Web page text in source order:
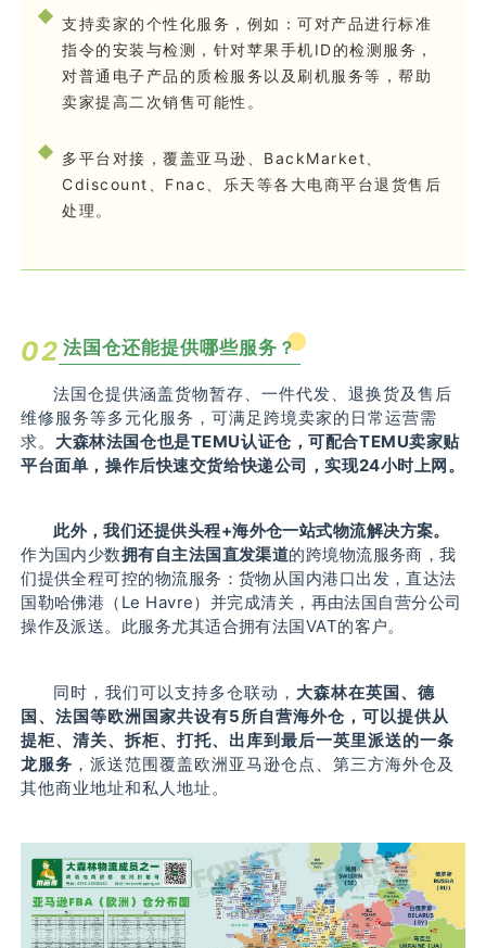
支持卖家的个性化服务，例如：可对产品进行标准
指令的安装与检测，针对苹果手机ID的检测服务，
对普通电子产品的质检服务以及刷机服务等，帮助
卖家提高二次销售可能性。
多平台对接，覆盖亚马逊、BackMarket、
Cdiscount、Fnac、乐天等各大电商平台退货售后
处理。
02 法国仓还能提供哪些服务 ？
法国仓提供涵盖货物暂存、一件代发、退换货及售后
维修服务等多元化服务，可满足跨境卖家的日常运营需
求。 大森林法国仓也是TEMU认证仓，可配合TEMU卖家贴
平台面单，操作后快速交货给快递公司，实现24小时上网。
此外，我们还提供头程+海外仓一站式物流解决方案。
作为国内少数拥有自主法国直发渠道的跨境物流服务商，我
们提供全程可控的物流服务： 货物从国内港口出发，直达法
国勒哈佛港（Le Havre）并完成清关，再由法国自营分公司
操作及派送。 此服务尤其适合拥有法国VAT的客户。
同时，我们可以支持多仓联动， 大森林在英国、德
国、法国等欧洲国家共设有5所自营海外仓，可以提供从
提柜、清关、拆柜、打托、出库到最后一英里派送的一条
龙服务 ，派送范围覆盖欧洲亚马逊仓点、第三方海外仓及
其他商业地址和私人地址。